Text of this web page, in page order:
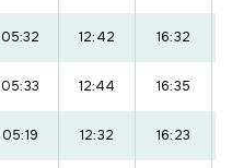
05:32 12:42 16:32
05:33 12:44 16:35
05:19 12:32 16:23